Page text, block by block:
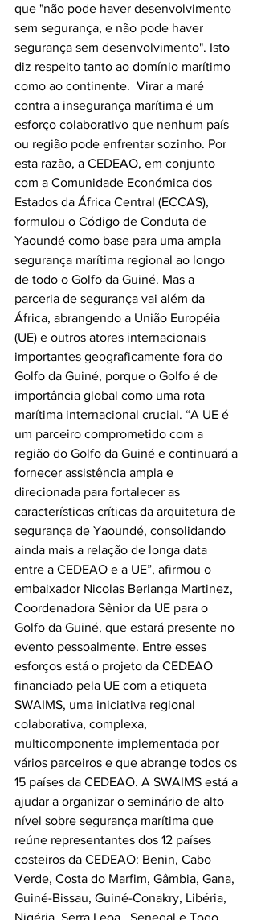
que "não pode haver desenvolvimento
sem segurança, e não pode haver
segurança sem desenvolvimento". Isto
diz respeito tanto ao domínio marítimo
como ao continente.  Virar a maré
contra a insegurança marítima é um
esforço colaborativo que nenhum país
ou região pode enfrentar sozinho. Por
esta razão, a CEDEAO, em conjunto
com a Comunidade Económica dos
Estados da África Central (ECCAS),
formulou o Código de Conduta de
Yaoundé como base para uma ampla
segurança marítima regional ao longo
de todo o Golfo da Guiné. Mas a
parceria de segurança vai além da
África, abrangendo a União Européia
(UE) e outros atores internacionais
importantes geograficamente fora do
Golfo da Guiné, porque o Golfo é de
importância global como uma rota
marítima internacional crucial. “A UE é
um parceiro comprometido com a
região do Golfo da Guiné e continuará a
fornecer assistência ampla e
direcionada para fortalecer as
características críticas da arquitetura de
segurança de Yaoundé, consolidando
ainda mais a relação de longa data
entre a CEDEAO e a UE”, afirmou o
embaixador Nicolas Berlanga Martinez,
Coordenadora Sênior da UE para o
Golfo da Guiné, que estará presente no
evento pessoalmente. Entre esses
esforços está o projeto da CEDEAO
financiado pela UE com a etiqueta
SWAIMS, uma iniciativa regional
colaborativa, complexa,
multicomponente implementada por
vários parceiros e que abrange todos os
15 países da CEDEAO. A SWAIMS está a
ajudar a organizar o seminário de alto
nível sobre segurança marítima que
reúne representantes dos 12 países
costeiros da CEDEAO: Benin, Cabo
Verde, Costa do Marfim, Gâmbia, Gana,
Guiné-Bissau, Guiné-Conakry, Libéria,
Nigéria, Serra Leoa , Senegal e Togo.